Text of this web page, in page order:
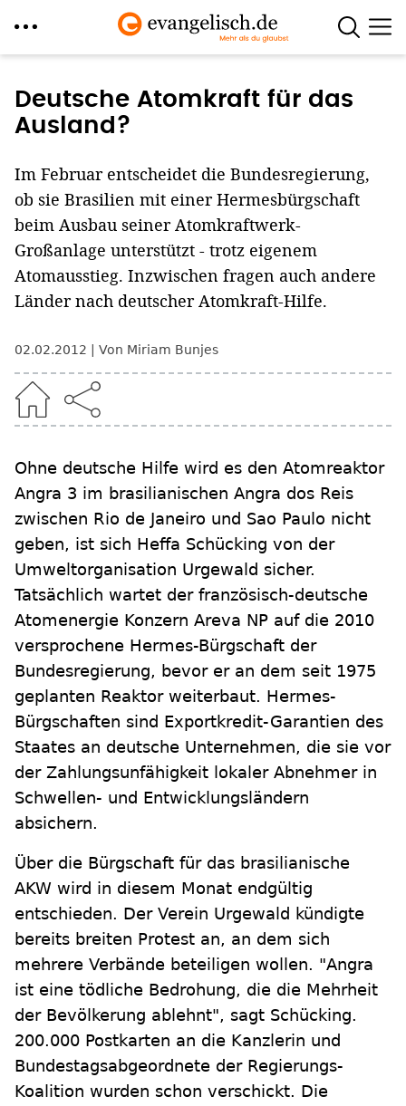
zum
Inhalt
Deutsche Atomkraft für das
Ausland?
Im Februar entscheidet die Bundesregierung,
ob sie Brasilien mit einer Hermesbürgschaft
beim Ausbau seiner Atomkraftwerk-
Großanlage unterstützt - trotz eigenem
Atomausstieg. Inzwischen fragen auch andere
Länder nach deutscher Atomkraft-Hilfe.
02.02.2012 Von Miriam Bunjes
Ohne deutsche Hilfe wird es den Atomreaktor
Angra 3 im brasilianischen Angra dos Reis
zwischen Rio de Janeiro und Sao Paulo nicht
geben, ist sich Heffa Schücking von der
Umweltorganisation Urgewald sicher.
Tatsächlich wartet der französisch-deutsche
Atomenergie Konzern Areva NP auf die 2010
versprochene Hermes-Bürgschaft der
Bundesregierung, bevor er an dem seit 1975
geplanten Reaktor weiterbaut. Hermes-
Bürgschaften sind Exportkredit-Garantien des
Staates an deutsche Unternehmen, die sie vor
der Zahlungsunfähigkeit lokaler Abnehmer in
Schwellen- und Entwicklungsländern
absichern.
Über die Bürgschaft für das brasilianische
AKW wird in diesem Monat endgültig
entschieden. Der Verein Urgewald kündigte
bereits breiten Protest an, an dem sich
mehrere Verbände beteiligen wollen. "Angra
ist eine tödliche Bedrohung, die die Mehrheit
der Bevölkerung ablehnt", sagt Schücking.
200.000 Postkarten an die Kanzlerin und
Bundestagsabgeordnete der Regierungs-
Koalition wurden schon verschickt. Die